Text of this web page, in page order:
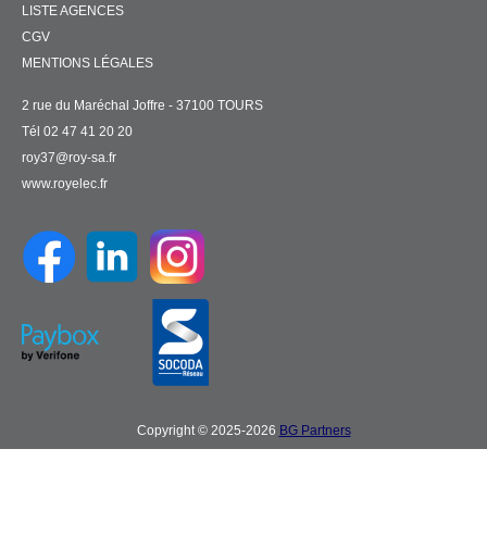
LISTE AGENCES
CGV
MENTIONS LÉGALES
2 rue du Maréchal Joffre - 37100 TOURS
Tél 02 47 41 20 20
roy37@roy-sa.fr
www.royelec.fr
Copyright © 2025-2026 BG Partners